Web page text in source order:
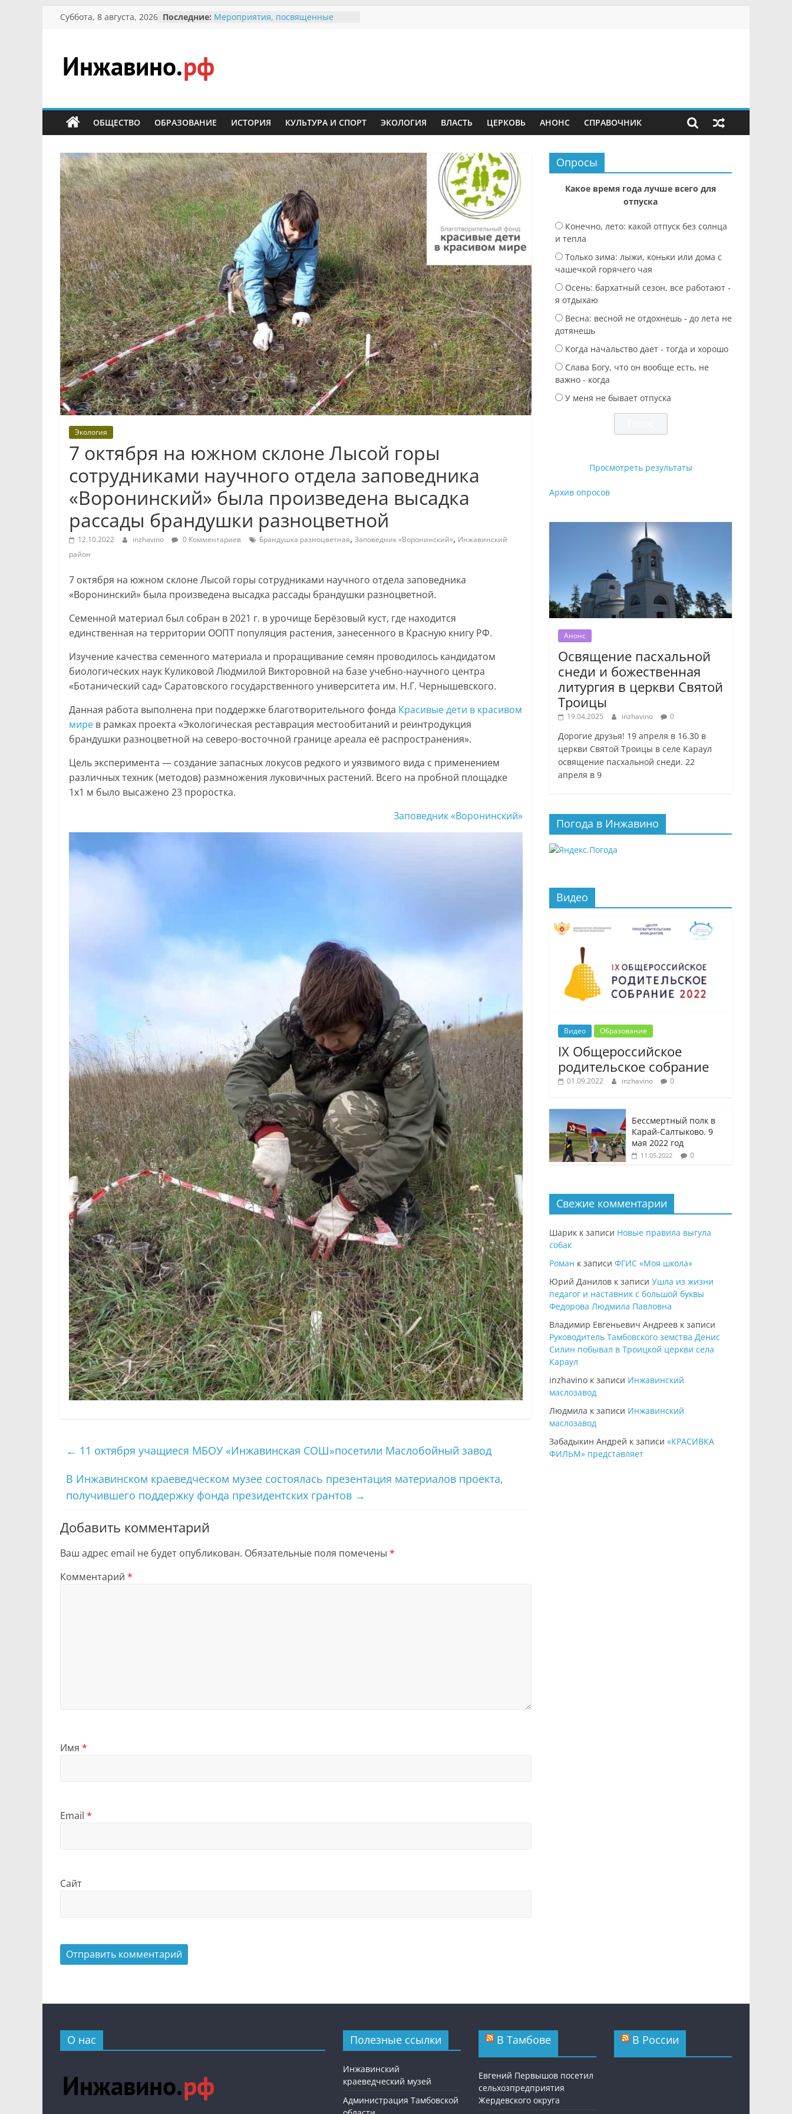
Перейти
Суббота, 8 августа, 2026 Последние: Мероприятия, посвященные
Безопасность в сети Интернет
Ученики приняли участие в
мероприятии «Сохраним
В вольере Воронинского
заповедника родились крапчатые
суслики
Инжавино.рф
сельский
портал
ОБЩЕСТВО ОБРАЗОВАНИЕ ИСТОРИЯ КУЛЬТУРА И СПОРТ ЭКОЛОГИЯ ВЛАСТЬ ЦЕРКОВЬ АНОНС СПРАВОЧНИК
Экология
7 октября на южном склоне Лысой горы
сотрудниками научного отдела заповедника
«Воронинский» была произведена высадка
рассады брандушки разноцветной
12.10.2022 inzhavino 0 Комментариев Брандушка разноцветная, Заповедник «Воронинский», Инжавинский
район
7 октября на южном склоне Лысой горы сотрудниками научного отдела заповедника
«Воронинский» была произведена высадка рассады брандушки разноцветной.
Семенной материал был собран в 2021 г. в урочище Берёзовый куст, где находится
единственная на территории ООПТ популяция растения, занесенного в Красную книгу РФ.
Изучение качества семенного материала и проращивание семян проводилось кандидатом
биологических наук Куликовой Людмилой Викторовной на базе учебно-научного центра
«Ботанический сад» Саратовского государственного университета им. Н.Г. Чернышевского.
Данная работа выполнена при поддержке благотворительного фонда Красивые дети в красивом
мире в рамках проекта «Экологическая реставрация местообитаний и реинтродукция
брандушки разноцветной на северо-восточной границе ареала её распространения».
Цель эксперимента — создание запасных локусов редкого и уязвимого вида с применением
различных техник (методов) размножения луковичных растений. Всего на пробной площадке
1х1 м было высажено 23 проростка.
Заповедник «Воронинский»
← 11 октября учащиеся МБОУ «Инжавинская СОШ»посетили Маслобойный завод
В Инжавинском краеведческом музее состоялась презентация материалов проекта,
получившего поддержку фонда президентских грантов →
Добавить комментарий
Ваш адрес email не будет опубликован. Обязательные поля помечены *
Комментарий *
Имя *
Email *
Сайт
Опросы
Какое время года лучше всего для
отпуска
Конечно, лето: какой отпуск без солнца
и тепла
Только зима: лыжи, коньки или дома с
чашечкой горячего чая
Осень: бархатный сезон, все работают -
я отдыхаю
Весна: весной не отдохнешь - до лета не
дотянешь
Когда начальство дает - тогда и хорошо
Слава Богу, что он вообще есть, не
важно - когда
У меня не бывает отпуска
Просмотреть результаты
Архив опросов
Анонс
Освящение пасхальной
снеди и божественная
литургия в церкви Святой
Троицы
19.04.2025 inzhavino 0
Дорогие друзья! 19 апреля в 16.30 в
церкви Святой Троицы в селе Караул
освящение пасхальной снеди. 22
апреля в 9
Погода в Инжавино
Видео
Видео Образование
IX Общероссийское
родительское собрание
01.09.2022 inzhavino 0
Бессмертный полк в
Карай-Салтыково. 9
мая 2022 год
11.05.2022 0
Свежие комментарии
Шарик к записи Новые правила выгула
собак
Роман к записи ФГИС «Моя школа»
Юрий Данилов к записи Ушла из жизни
педагог и наставник с большой буквы
Федорова Людмила Павловна
Владимир Евгеньевич Андреев к записи
Руководитель Тамбовского земства Денис
Силин побывал в Троицкой церкви села
Караул
inzhavino к записи Инжавинский
маслозавод
Людмила к записи Инжавинский
маслозавод
Забадыкин Андрей к записи «КРАСИВКА
ФИЛЬМ» представляет
О нас Полезные ссылки
Инжавинский
краеведческий музей
Администрация Тамбовской
В Тамбове
Евгений Первышов посетил
сельхозпредприятия
Жердевского округа
В России